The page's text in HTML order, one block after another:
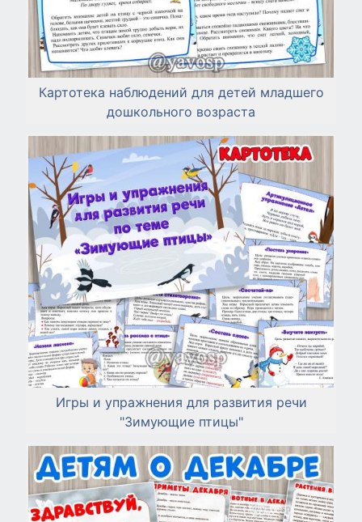
Картотека наблюдений для детей младшего
дошкольного возраста
Игры и упражнения для развития речи
"Зимующие птицы"